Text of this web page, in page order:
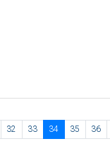
32 33 34 35 36